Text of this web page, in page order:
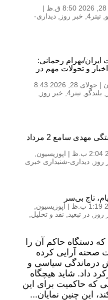
|
تیتر4 , خبر روز
دیداری-
بهرام رحمانی:
و تحولات مهم در
|
جولای 28, 2026 8:43
بلندگو تیتر4 , خبر روز
رادیو پیشگام – گفتار هفتگی مهدی سامع 2 مرداد
| اپوزیسیون
روز دیداری-شنیداری خبری
تاج بی‌سر
| اپوزیسیون
روز در تبعید نقد و تحلیل
دستگاه حاکم آن را
صحنه‌ آرایی کرده
درماندگی سیاسی و
داد. شاید هیچگاه
که حاکمیت برای این
این چنین نمایان...